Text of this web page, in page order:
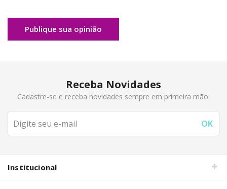
Publique sua opinião
Receba Novidades
Cadastre-se e receba novidades sempre em primeira mão:
Institucional